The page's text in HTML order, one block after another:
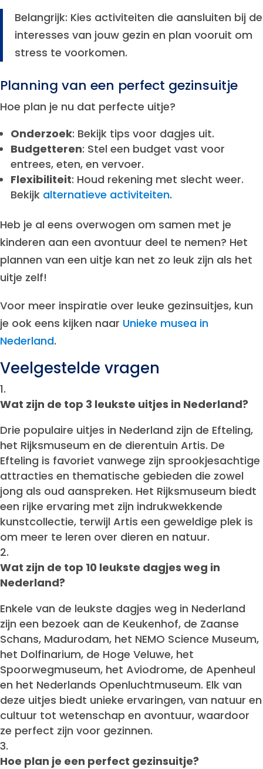
Belangrijk: Kies activiteiten die aansluiten bij de
interesses van jouw gezin en plan vooruit om
stress te voorkomen.
Planning van een perfect gezinsuitje
Hoe plan je nu dat perfecte uitje?
Onderzoek: Bekijk tips voor dagjes uit.
Budgetteren: Stel een budget vast voor
entrees, eten, en vervoer.
Flexibiliteit: Houd rekening met slecht weer.
Bekijk alternatieve activiteiten.
Heb je al eens overwogen om samen met je
kinderen aan een avontuur deel te nemen? Het
plannen van een uitje kan net zo leuk zijn als het
uitje zelf!
Voor meer inspiratie over leuke gezinsuitjes, kun
je ook eens kijken naar Unieke musea in
Nederland.
Veelgestelde vragen
Wat zijn de top 3 leukste uitjes in Nederland?
Drie populaire uitjes in Nederland zijn de Efteling,
het Rijksmuseum en de dierentuin Artis. De
Efteling is favoriet vanwege zijn sprookjesachtige
attracties en thematische gebieden die zowel
jong als oud aanspreken. Het Rijksmuseum biedt
een rijke ervaring met zijn indrukwekkende
kunstcollectie, terwijl Artis een geweldige plek is
om meer te leren over dieren en natuur.
Wat zijn de top 10 leukste dagjes weg in
Nederland?
Enkele van de leukste dagjes weg in Nederland
zijn een bezoek aan de Keukenhof, de Zaanse
Schans, Madurodam, het NEMO Science Museum,
het Dolfinarium, de Hoge Veluwe, het
Spoorwegmuseum, het Aviodrome, de Apenheul
en het Nederlands Openluchtmuseum. Elk van
deze uitjes biedt unieke ervaringen, van natuur en
cultuur tot wetenschap en avontuur, waardoor
ze perfect zijn voor gezinnen.
Hoe plan je een perfect gezinsuitje?